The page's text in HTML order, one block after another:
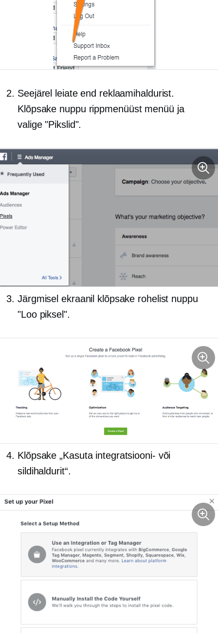
Seejärel leiate end reklaamihaldurist.
Klõpsake nuppu rippmenüüstmenüü ja
valige "Pikslid".
Järgmisel ekraanil klõpsake rohelist nuppu
"Loo piksel".
Klõpsake „Kasuta integratsiooni- või
sildihaldurit“.